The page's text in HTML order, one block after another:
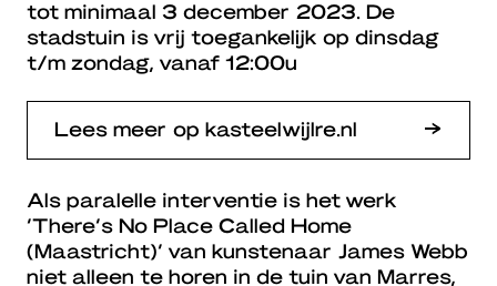
tot minimaal 3 december 2023. De
stadstuin is vrij toegankelijk op dinsdag
t/m zondag, vanaf 12:00u
Lees meer op kasteelwijlre.nl
Als paralelle interventie is het werk
‘There’s No Place Called Home
(Maastricht)’ van kunstenaar James Webb
niet alleen te horen in de tuin van Marres,